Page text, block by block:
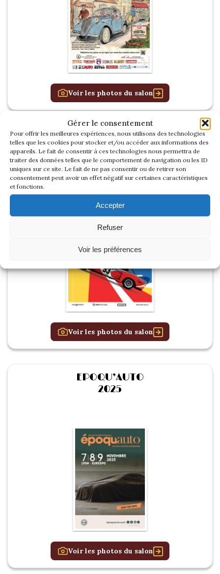
Gérer le consentement
Pour offrir les meilleures expériences, nous utilisons des technologies
telles que les cookies pour stocker et/ou accéder aux informations des
appareils. Le fait de consentir à ces technologies nous permettra de
traiter des données telles que le comportement de navigation ou les ID
uniques sur ce site. Le fait de ne pas consentir ou de retirer son
consentement peut avoir un effet négatif sur certaines caractéristiques
et fonctions.
Accepter
Refuser
Voir les préférences
Voir les photos du salon
RETROMOBILE
2026
Voir les photos du salon
EPOQU’AUTO
2025
Voir les photos du salon